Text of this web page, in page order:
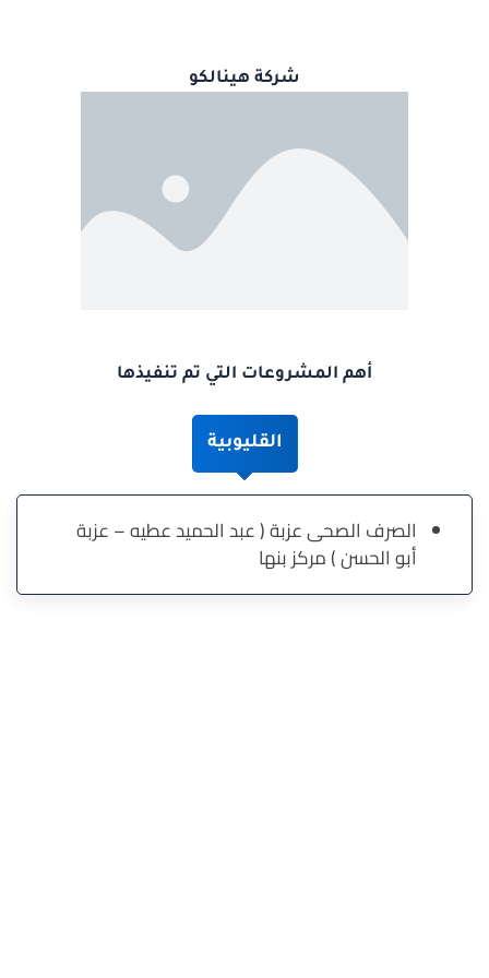
شركة هينالكو
أهم المشروعات التي تم تنفيذها
القليوبية
الصرف الصحى عزبة ( عبد الحميد عطيه – عزبة
أبو الحسن ) مركز بنها